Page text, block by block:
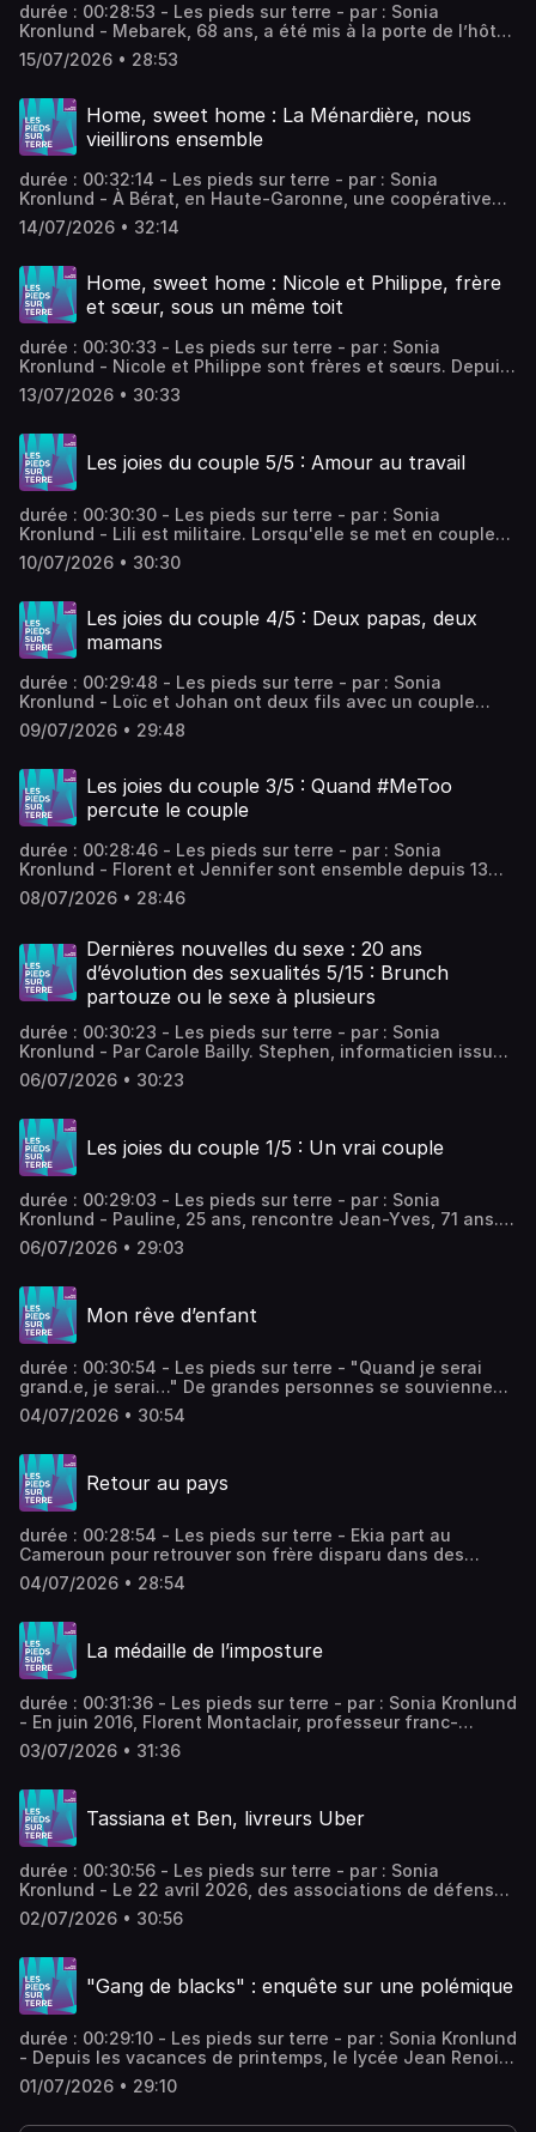
durée : 00:28:53 - Les pieds sur terre - par : Sonia
Kronlund - Mebarek, 68 ans, a été mis à la porte de l’hôtel
dans lequel il vit depuis 36 ans. Les habitants du quartier,
sensibles à son histoire, et en colère contre le rachat de
mobilisent pour empêcher qu'il ne soit mis à la rue. -
équipe : Valentin Rémy, Adèle Tocquet Vous aimez ce
podcast ? Pour écouter tous les épisodes sans limite,
15/07/2026 • 28:53
Home, sweet home : La Ménardière, nous
vieillirons ensemble
durée : 00:32:14 - Les pieds sur terre - par : Sonia
Kronlund - À Bérat, en Haute-Garonne, une coopérative
de séniors s’est organisée pour vieillir ensemble. Ni
Ehpad, ni hospice, la Ménardière, belle maison de maître,
partagé et autogéré. - équipe : Valentin Rémy, Adèle
Tocquet Vous aimez ce podcast ? Pour écouter tous les
épisodes sans limite, rendez-vous sur Radio France
14/07/2026 • 32:14
Home, sweet home : Nicole et Philippe, frère
et sœur, sous un même toit
durée : 00:30:33 - Les pieds sur terre - par : Sonia
Kronlund - Nicole et Philippe sont frères et sœurs. Depuis
toujours, ces deux célibataires invétérés habitent
ensemble. Lui le bavard ; elle la taiseuse. - équipe :
Pour écouter tous les épisodes sans limite, rendez-vous
sur Radio France
13/07/2026 • 30:33
Les joies du couple 5/5 : Amour au travail
durée : 00:30:30 - Les pieds sur terre - par : Sonia
Kronlund - Lili est militaire. Lorsqu'elle se met en couple
avec une recrue sous son commandement, sa hiérarchie
exige qu'elle mette un terme à l'idylle. Laura, elle, est
le quitte, mais ils continuent à travailler ensemble. -
équipe : Valentin Rémy, Adèle Tocquet Vous aimez ce
podcast ? Pour écouter tous les épisodes sans limite,
10/07/2026 • 30:30
Les joies du couple 4/5 : Deux papas, deux
mamans
durée : 00:29:48 - Les pieds sur terre - par : Sonia
Kronlund - Loïc et Johan ont deux fils avec un couple
d'amies, tous les quatre ont réussi à faire reconnaître leur
autorité parentale devant la Justice, une première en
amies. Tout se passait bien, jusqu'à ce que la mère
biologique fasse machine arrière. - équipe : Valentin
Rémy, Adèle Tocquet Vous aimez ce podcast ? Pour
Radio France
09/07/2026 • 29:48
Les joies du couple 3/5 : Quand #MeToo
percute le couple
durée : 00:28:46 - Les pieds sur terre - par : Sonia
Kronlund - Florent et Jennifer sont ensemble depuis 13
ans. Alors que la vague féministe déferle, Jennifer réalise
l’ampleur des inégalités hommes-femmes, des violences
question son couple. Florent, lui, ne comprend pas tout.
Elle est révoltée, il est hébété. - équipe : Valentin Rémy,
Adèle Tocquet Vous aimez ce podcast ? Pour écouter tous
les épisodes sans limite, rendez-vous sur Radio France
08/07/2026 • 28:46
Dernières nouvelles du sexe : 20 ans
d’évolution des sexualités 5/15 : Brunch
partouze ou le sexe à plusieurs
durée : 00:30:23 - Les pieds sur terre - par : Sonia
Kronlund - Par Carole Bailly. Stephen, informaticien issu
d’une famille tradi, organise chez lui des “brunchs
partouze” planifiés avec un logiciel adhoc. Les
consentement. On y découvre que la sexualité des
hétéros est devenue inventive. - équipe : Valentin Rémy,
Adèle Tocquet Vous aimez ce podcast ? Pour écouter tous
06/07/2026 • 30:23
Les joies du couple 1/5 : Un vrai couple
durée : 00:29:03 - Les pieds sur terre - par : Sonia
Kronlund - Pauline, 25 ans, rencontre Jean-Yves, 71 ans.
Ils se marient, vivent ensemble sans histoire dans un petit
village de la Mayenne, jusqu’au jour où les gendarmes
Tocquet Vous aimez ce podcast ? Pour écouter tous les
épisodes sans limite, rendez-vous sur Radio France
06/07/2026 • 29:03
Mon rêve d’enfant
durée : 00:30:54 - Les pieds sur terre - "Quand je serai
grand.e, je serai…" De grandes personnes se souviennent
du rêve qu’elles portaient quand elles étaient enfants,
pendant que quelques enfants imaginent leur futur.
podcast ? Pour écouter tous les épisodes sans limite,
rendez-vous sur Radio France
04/07/2026 • 30:54
Retour au pays
durée : 00:28:54 - Les pieds sur terre - Ekia part au
Cameroun pour retrouver son frère disparu dans des
conditions mystérieuses. Amina, elle, se souvient d'un
voyage au Mali, à l'âge de quatre ans, où elle a subi une
cauchemar. Vous aimez ce podcast ? Pour écouter tous
les épisodes sans limite, rendez-vous sur Radio France
04/07/2026 • 28:54
La médaille de l’imposture
durée : 00:31:36 - Les pieds sur terre - par : Sonia Kronlund
- En juin 2016, Florent Montaclair, professeur franc-
comtois, reçoit la « médaille d’or de philologie »,
l’équivalent de la médaille Fields en mathématiques. Des
conférence sur les fake news dans son université, sa
décoration est remise en cause. - équipe : Valentin Rémy,
Adèle Tocquet, Karine Le Loët, Anne-Laure Chanel Vous
limite, rendez-vous sur Radio France
03/07/2026 • 31:36
Tassiana et Ben, livreurs Uber
durée : 00:30:56 - Les pieds sur terre - par : Sonia
Kronlund - Le 22 avril 2026, des associations de défense
des droits des livreurs et livreuses de plateformes ont
déposé plainte contre Uber et Deliveroo pour traite
racontent leur vie avec les algorithmes marquée par des
conditions de travail difficiles. - équipe : Inès
Bouffartigue Sebastia, Peire Legras, Alexandre Dang,
Pour écouter tous les épisodes sans limite, rendez-vous
sur Radio France
02/07/2026 • 30:56
"Gang de blacks" : enquête sur une polémique
durée : 00:29:10 - Les pieds sur terre - par : Sonia Kronlund
- Depuis les vacances de printemps, le lycée Jean Renoir
de Bondy est au cœur d’une polémique politico-
médiatique. Au départ, un enregistrement d'une CPE, qui
01/07/2026 • 29:10